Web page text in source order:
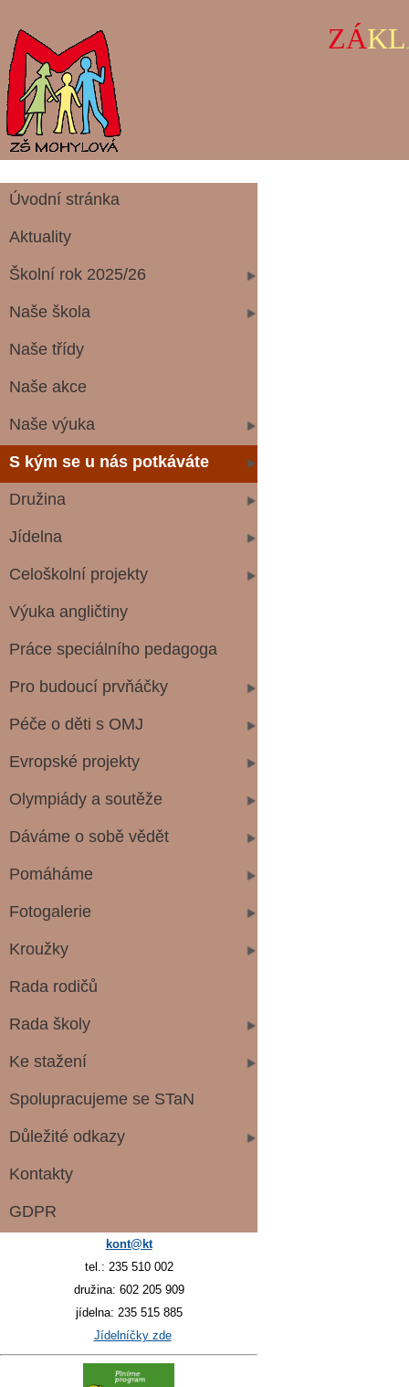
ZÁKL
Úvodní stránka
Aktuality
Školní rok 2025/26
Naše škola
Naše třídy
Naše akce
Naše výuka
S kým se u nás potkáváte
Družina
Jídelna
Celoškolní projekty
Výuka angličtiny
Práce speciálního pedagoga
Pro budoucí prvňáčky
Péče o děti s OMJ
Evropské projekty
Olympiády a soutěže
Dáváme o sobě vědět
Pomáháme
Fotogalerie
Kroužky
Rada rodičů
Rada školy
Ke stažení
Spolupracujeme se STaN
Důležité odkazy
Kontakty
GDPR
kont@kt
tel.: 235 510 002
družina: 602 205 909
jídelna: 235 515 885
Jídelníčky zde